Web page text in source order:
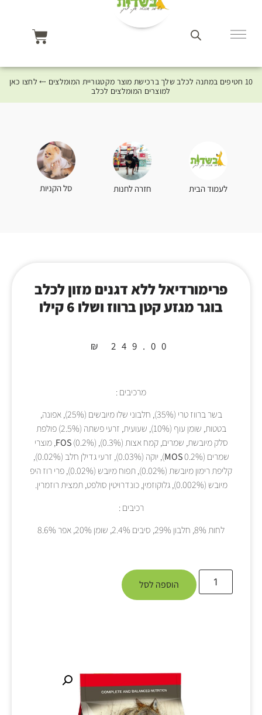
10 חטיפים במתנה לכלב שלך ברכישת מוצר מקטגוריית המומלצים ⤎ לחצו כאן
למוצרים המומלצים לכלב
לעמוד הבית חזרה לחנות סל הקניות
פרימורדיאל ללא דגנים מזון לכלב
בוגר מגזע קטן ברווז ושלו 6 קילו
₪ 249.00
מרכיבים :
בשר ברווז טרי (35%), חלבוני שלו מיובשים (25%), אפונה,
בטטות, שומן עוף (10%), שעועית, זרעי פשתה (2.5%) פולפת
סלק מיובשת, שמרים, קמח אצות (0.3%),
FOS(0.2%), מוצרי
שמרים (
MOS
0.2%), יוקה (0.03%), זרעי גדילן חלב (0.02%),
קליפת רימון מיובשת (0.02%), תפוח מיובש (0.02%), פרי רוז היפ
מיובש (0.002%), גלוקוזמין, כונדרויטין סולפט, תמצית רוזמרין.
רכיבים :
לחות 8%, חלבון 29%, סיבים 2.4%, שומן 20%, אפר 8.6%
הוספה לסל